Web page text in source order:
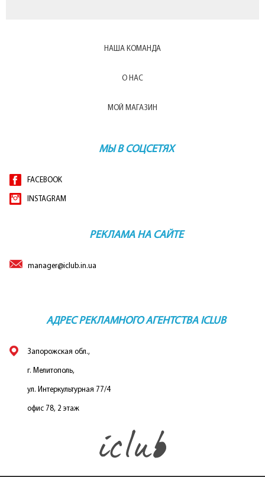
НАША КОМАНДА
О НАС
МОЙ МАГАЗИН
МЫ В СОЦСЕТЯХ
FACEBOOK
INSTAGRAM
РЕКЛАМА НА САЙТЕ
manager@iclub.in.ua
АДРЕС РЕКЛАМНОГО АГЕНТСТВА ICLUB
Запорожская обл.,
г. Мелитополь,
ул. Интеркультурная 77/4
офис 78, 2 этаж